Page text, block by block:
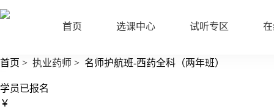
首页 选课中心 试听专区
首页 > 执业药师 > 名师护航班-西药全科（两年班）
学员已报名
￥